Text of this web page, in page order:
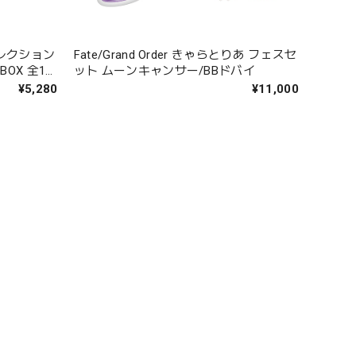
クション
¥5,280
Fate/Grand Order きゃらとりあ フェスセ
ット ムーンキャンサー/BBドバイ
¥11,000